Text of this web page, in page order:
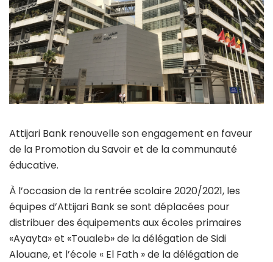
Attijari Bank renouvelle son engagement en faveur
de la Promotion du Savoir et de la communauté
éducative.
À l’occasion de la rentrée scolaire 2020/2021, les
équipes d’Attijari Bank se sont déplacées pour
distribuer des équipements aux écoles primaires
«Ayayta» et «Toualeb» de la délégation de Sidi
Alouane, et l’école « El Fath » de la délégation de